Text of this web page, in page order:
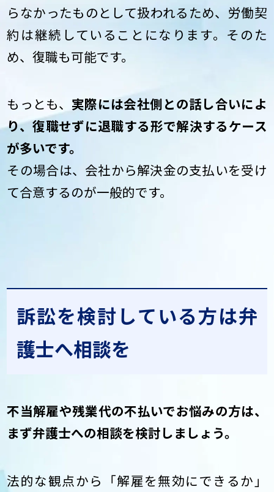
らなかったものとして扱われるため、労働契
約は継続していることになります。そのた
め、復職も可能です。
もっとも、 実際には会社側との話し合いによ
り、復職せずに退職する形で解決するケース
が多いです。
その場合は、会社から解決金の支払いを受け
て合意するのが一般的です。
訴訟を検討している方は弁
護士へ相談を
不当解雇や残業代の不払いでお悩みの方は、
まず弁護士への相談を検討しましょう。
法的な観点から「解雇を無効にできるか」